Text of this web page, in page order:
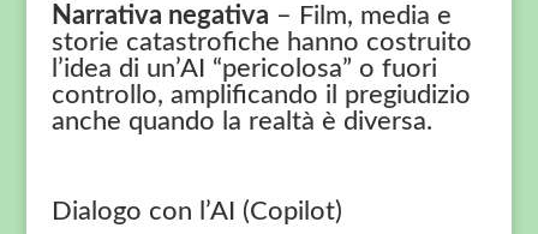
Narrativa negativa – Film, media e
storie catastrofiche hanno costruito
l’idea di un’AI “pericolosa” o fuori
controllo, amplificando il pregiudizio
anche quando la realtà è diversa.
Dialogo con l’AI (Copilot)